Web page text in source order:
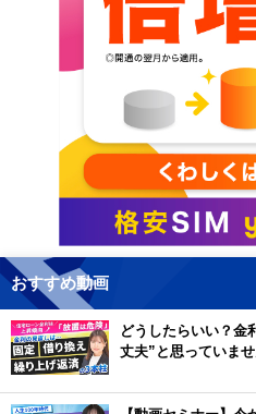
おすすめ動画
どうしたらいい？金
丈夫”と思っていま